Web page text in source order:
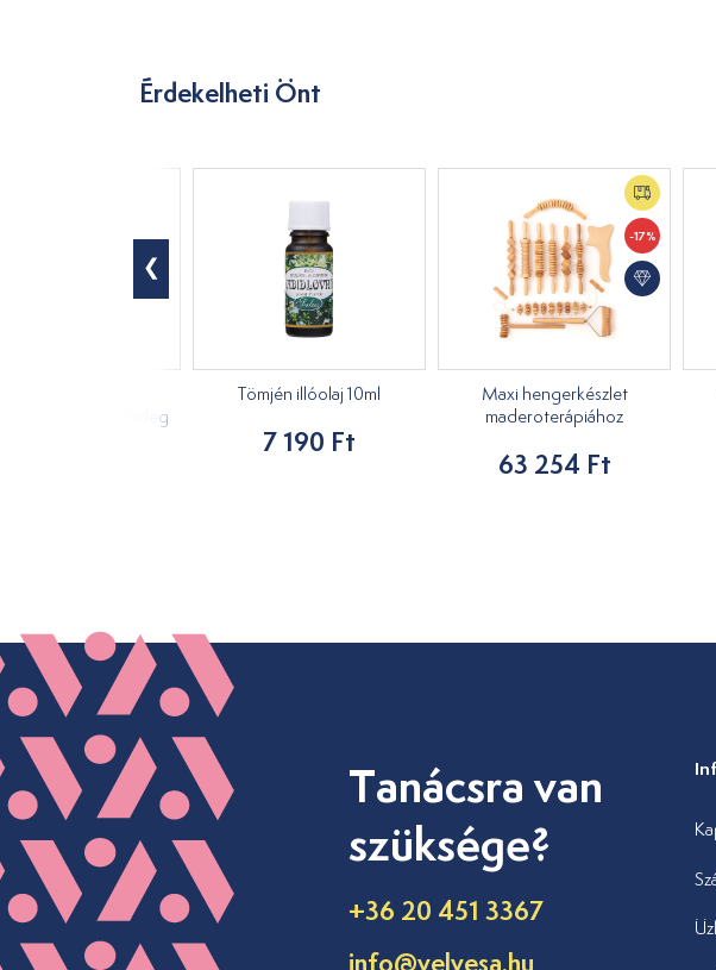
Érdekelheti Önt
Tai yi hideg
Tömjén illóolaj 10ml
7 190 Ft
-17%
Maxi hengerkészlet
maderoterápiához
63 254 Ft
Tanácsra van
szüksége?
+36 20 451 3367